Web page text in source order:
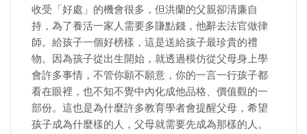
收受「好處」的機會很多，但洪蘭的父親卻清廉自
持，為了養活一家人需要多賺點錢，他辭去法官做律
師。給孩子一個好榜樣，這是送給孩子最珍貴的禮
物。因為孩子從出生開始，就透過模仿從父母身上學
會許多事情，不管你願不願意，你的一言一行孩子都
看在眼裡，也不知不覺中內化成他品格、價值觀的一
部份。這也是為什麼許多教育學者會提醒父母，希望
孩子成為什麼樣的人，父母就需要先成為那樣的人。